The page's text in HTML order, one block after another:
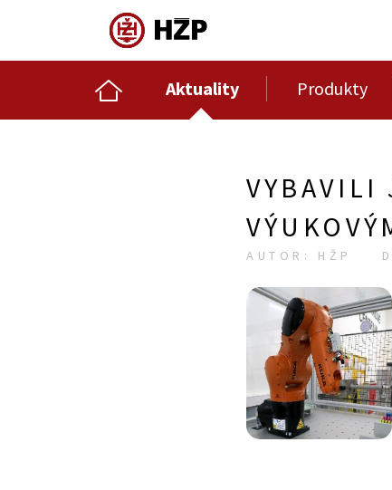
Aktuality Produkty
VYBAVILI
AUTOR: HŽP